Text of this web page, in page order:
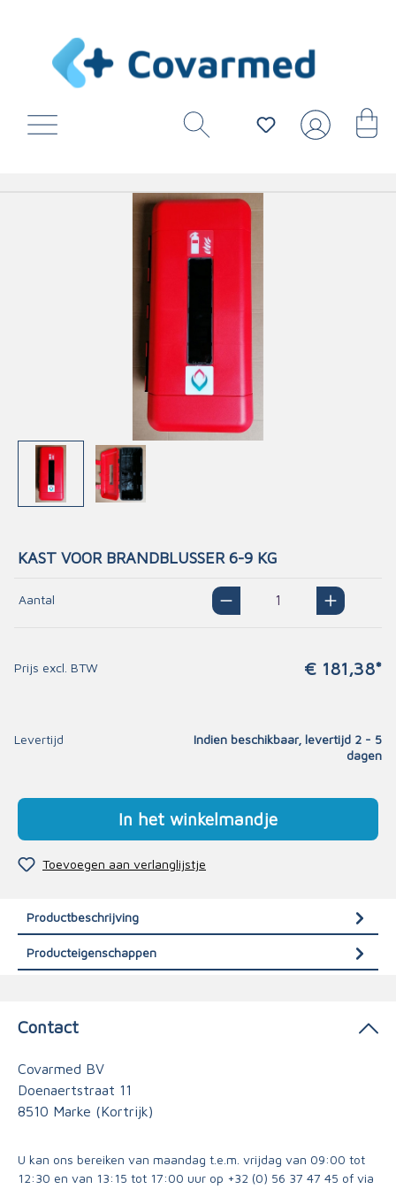
KAST VOOR BRANDBLUSSER 6-9 KG
Aantal
Prijs excl. BTW € 181,38*
Levertijd
Indien beschikbaar, levertijd 2 - 5
dagen
In het winkelmandje
Toevoegen aan verlanglijstje
Productbeschrijving
Producteigenschappen
Contact
Covarmed BV
Doenaertstraat 11
8510 Marke (Kortrijk)
U kan ons bereiken van maandag t.e.m. vrijdag van 09:00 tot
12:30 en van 13:15 tot 17:00 uur op +32 (0) 56 37 47 45 of via